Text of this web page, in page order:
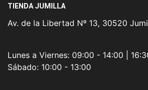
TIENDA JUMILLA
Av. de la Libertad Nº 13, 30520
Lunes a Viernes: 09:00 - 14:00 |
Sábado: 10:00 - 13:00